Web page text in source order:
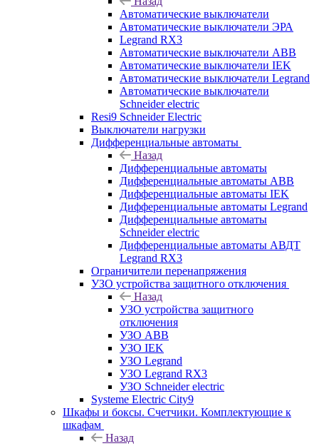
Автоматические выключатели
Автоматические выключатели ЭРА
Legrand RX3
Автоматические выключатели ABB
Автоматические выключатели IEK
Автоматические выключатели Legrand
Автоматические выключатели
Schneider electric
Resi9 Schneider Electric
Выключатели нагрузки
Дифференциальные автоматы
Назад
Дифференциальные автоматы
Дифференциальные автоматы ABB
Дифференциальные автоматы IEK
Дифференциальные автоматы Legrand
Дифференциальные автоматы
Schneider electric
Дифференциальные автоматы АВДТ
Legrand RX3
Ограничители перенапряжения
УЗО устройства защитного отключения
Назад
УЗО устройства защитного
отключения
УЗО ABB
УЗО IEK
УЗО Legrand
УЗО Legrand RX3
УЗО Schneider electric
Systeme Electric City9
Шкафы и боксы. Счетчики. Комплектующие к
шкафам
Назад